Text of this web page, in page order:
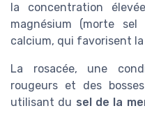
la concentration
magnésium (morte
calcium, qui favorisent
La rosacée, une
rougeurs et des
utilisant du sel de la